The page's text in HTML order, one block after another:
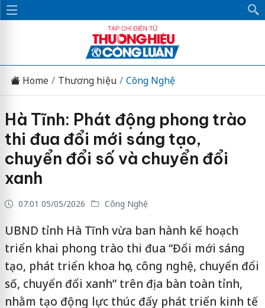
Home Thương hiệu Công Nghệ
Hà Tĩnh: Phát động phong trào
thi đua đổi mới sáng tạo,
chuyển đổi số và chuyển đổi
xanh
07:01 05/05/2026 Công Nghệ
UBND tỉnh Hà Tĩnh vừa ban hành kế hoạch
triển khai phong trào thi đua “Đổi mới sáng
tạo, phát triển khoa học, công nghệ, chuyển đổi
số, chuyển đổi xanh” trên địa bàn toàn tỉnh,
nhằm tạo động lực thúc đẩy phát triển kinh tế